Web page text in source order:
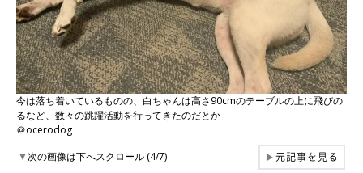
今は落ち着いているものの、白ちゃんは高さ90cmのテーブルの上に飛びの
るなど、数々の跳躍活動を行ってきたのだとか
＠ocerodog
▼次の画像は下へスクロール (4/7) ▶元記事を見る